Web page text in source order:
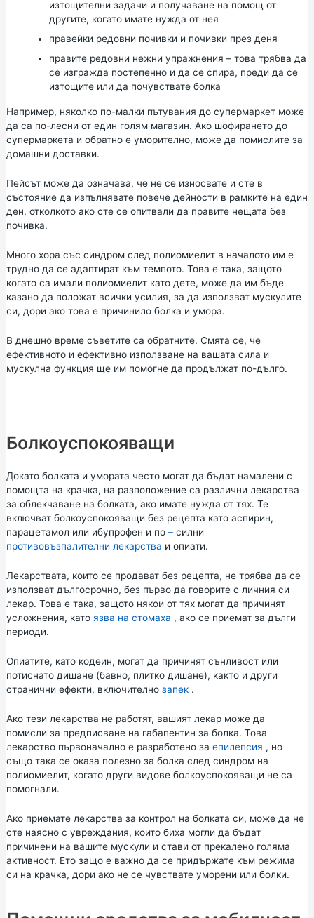
изтощителни задачи и получаване на помощ от
другите, когато имате нужда от нея
правейки редовни почивки и почивки през деня
правите редовни нежни упражнения – това трябва да
се изгражда постепенно и да се спира, преди да се
изтощите или да почувствате болка
Например, няколко по-малки пътувания до супермаркет може
да са по-лесни от един голям магазин. Ако шофирането до
супермаркета и обратно е уморително, може да помислите за
домашни доставки.
Пейсът може да означава, че не се износвате и сте в
състояние да изпълнявате повече дейности в рамките на един
ден, отколкото ако сте се опитвали да правите нещата без
почивка.
Много хора със синдром след полиомиелит в началото им е
трудно да се адаптират към темпото. Това е така, защото
когато са имали полиомиелит като дете, може да им бъде
казано да положат всички усилия, за да използват мускулите
си, дори ако това е причинило болка и умора.
В днешно време съветите са обратните. Смята се, че
ефективното и ефективно използване на вашата сила и
мускулна функция ще им помогне да продължат по-дълго.
Болкоуспокояващи
Докато болката и умората често могат да бъдат намалени с
помощта на крачка, на разположение са различни лекарства
за облекчаване на болката, ако имате нужда от тях. Те
включват болкоуспокояващи без рецепта като аспирин,
парацетамол или ибупрофен и по –силни
противовъзпалителни лекарства и опиати.
Лекарствата, които се продават без рецепта, не трябва да се
използват дългосрочно, без първо да говорите с личния си
лекар. Това е така, защото някои от тях могат да причинят
усложнения, като язва на стомаха , ако се приемат за дълги
периоди.
Опиатите, като кодеин, могат да причинят сънливост или
потиснато дишане (бавно, плитко дишане), както и други
странични ефекти, включително запек.
Ако тези лекарства не работят, вашият лекар може да
помисли за предписване на габапентин за болка. Това
лекарство първоначално е разработено за епилепсия , но
също така се оказа полезно за болка след синдром на
полиомиелит, когато други видове болкоуспокояващи не са
помогнали.
Ако приемате лекарства за контрол на болката си, може да не
сте наясно с увреждания, които биха могли да бъдат
причинени на вашите мускули и стави от прекалено голяма
активност. Ето защо е важно да се придържате към режима
си на крачка, дори ако не се чувствате уморени или болки.